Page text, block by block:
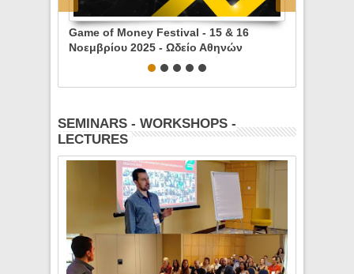
Game of Money Festival - 15 & 16
Νοεμβρίου 2025 - Ωδείο Αθηνών
SEMINARS - WORKSHOPS -
LECTURES